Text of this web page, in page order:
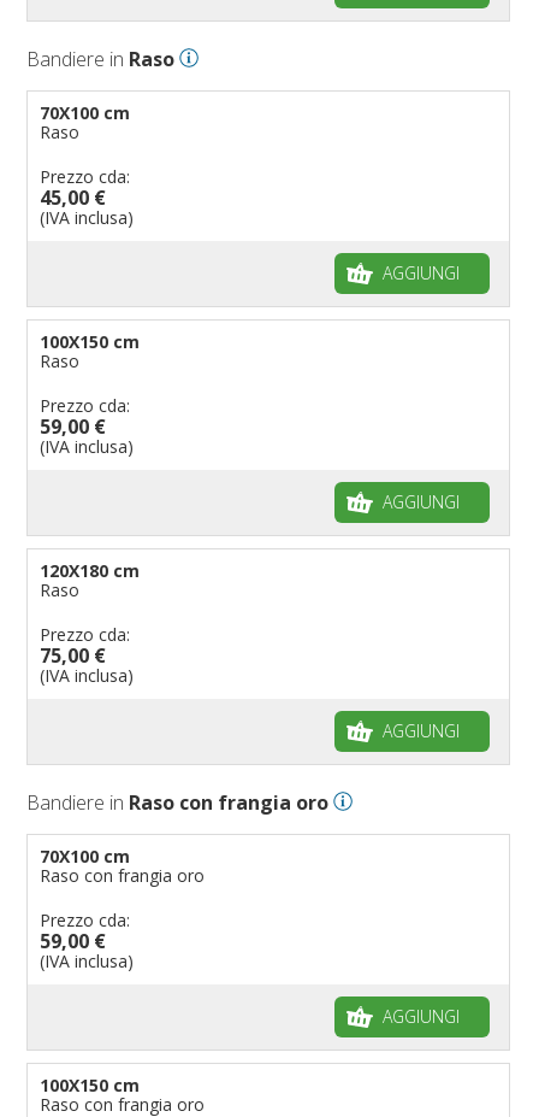
Bandiere in Raso
70X100 cm
Raso
Prezzo cda:
45,00 €
(IVA inclusa)
AGGIUNGI
100X150 cm
Raso
Prezzo cda:
59,00 €
(IVA inclusa)
AGGIUNGI
120X180 cm
Raso
Prezzo cda:
75,00 €
(IVA inclusa)
AGGIUNGI
Bandiere in Raso con frangia oro
70X100 cm
Raso con frangia oro
Prezzo cda:
59,00 €
(IVA inclusa)
AGGIUNGI
100X150 cm
Raso con frangia oro